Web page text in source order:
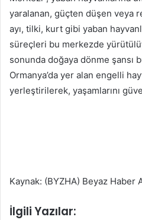
yaralanan, güçten düşen veya
ayı, tilki, kurt gibi yaban
süreçleri bu merkezde
sonunda doğaya dönme şansı
Ormanya’da yer alan engelli
yerleştirilerek, yaşamlarını
Kaynak: (BYZHA) Beyaz Haber
İlgili Yazılar: